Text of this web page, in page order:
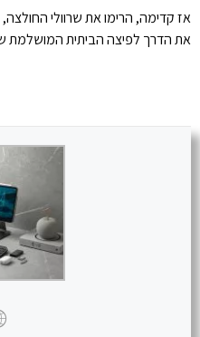
אז קדימה, הרימו את שרוולי
את הדרך לפיצה הביתית המושלמת